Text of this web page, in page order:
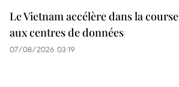
Le Vietnam accélère dans la course
aux centres de données
07/08/2026 03:19